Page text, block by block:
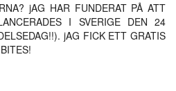
jAG HAR FUNDERAT PÅ ATT
I SVERIGE DEN 24
jAG FICK ETT GRATIS